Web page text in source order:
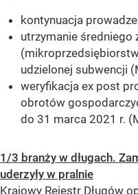
kontynuacja
utrzymanie średniego
udzielonej subwencji
weryfikacja ex post
obrotów
do 31 marca 2021 r.
1/3 branży w długach.
uderzyły w pralnie
Krajowy Rejestr Długów